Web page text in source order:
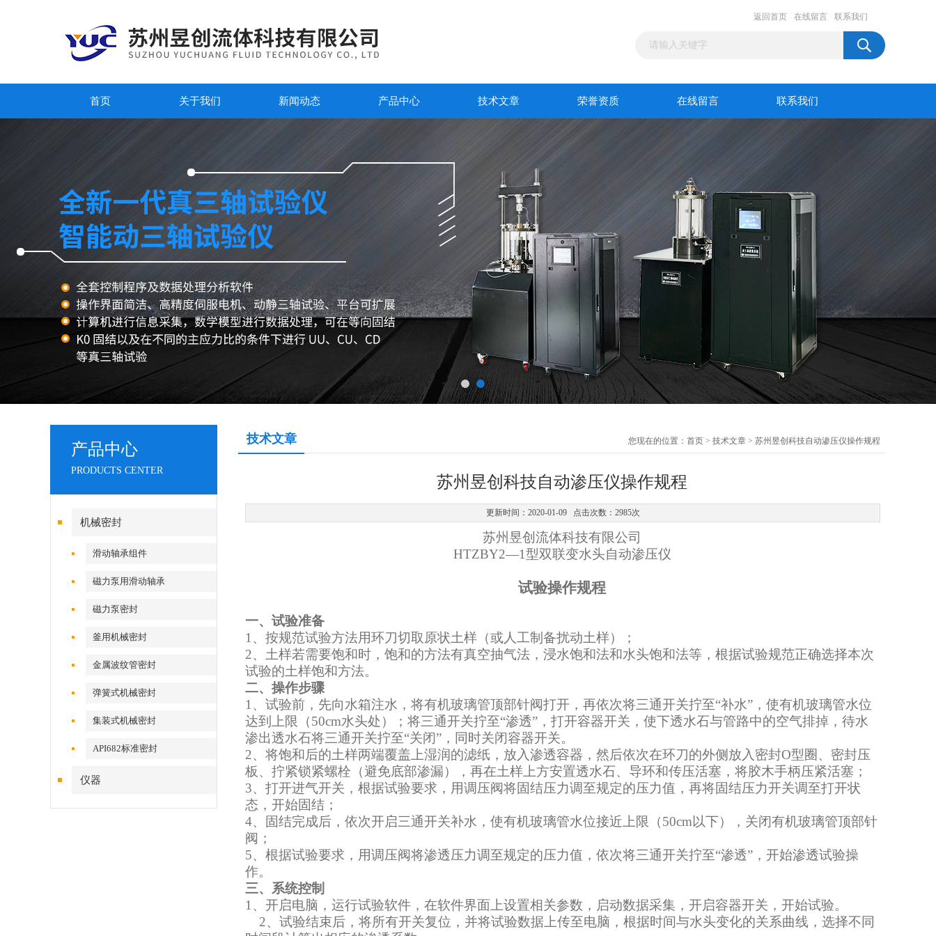
返回首页 在线留言 联系我们
首页 关于我们 新闻动态 产品中心 技术文章 荣誉资质 在线留言 联系我们
产品中心
PRODUCTS CENTER
机械密封
滑动轴承组件
磁力泵用滑动轴承
磁力泵密封
釜用机械密封
金属波纹管密封
弹簧式机械密封
集装式机械密封
API682标准密封
仪器
技术文章 您现在的位置： 首页 > 技术文章 > 苏州昱创科技自动渗压仪操作规程
苏州昱创科技自动渗压仪操作规程
更新时间：2020-01-09 点击次数：2985次
苏州昱创流体科技有限公司
HTZBY2—1型双联变水头自动渗压仪
试验操作规程
一、试验准备
1、按规范试验方法用环刀切取原状土样（或人工制备扰动土样）
；
2、土样若需要饱和时，饱和的方法有真空抽气法，浸水饱和法和水头饱和法等 ，根据试验规范正确选择本次
试验的土样饱和方法。
二、操作步骤
1 、 试验前，先向水箱注水，将有机玻璃管顶部针阀打开，再依次将三通开关拧至“补水” ， 使有机玻璃管水位
达到上限（50cm水头处 ）；将三通开关拧至“渗透”，打开容器开关， 使下透水石与管路中的空气排掉， 待水
渗出透水石将三通开关拧至“关闭”，同时关闭容器开关。
2、将饱和后的土样两端覆盖上湿润的滤纸，放入渗透容器，然后依次在环刀的外侧放入密封O型圈、密封压
板、 拧紧锁紧螺栓 （避免底部渗漏），再在土样上方安置透水石、导环和传压活塞 ，将胶木手柄压紧活塞；
3、打开进气开关，根据试验要求，用调压阀将固结压力调至规定的压力值，再将固结压力开关调至打开状
态，开始固结；
4、 固结完成后，依次开启三通开关补水 ， 使有机玻璃管水位接近上限（50cm以下），关闭有机玻璃管顶部针
阀；
5、根据试验要求，用调压阀将渗透压力调至规定的压力值 ，依次将三通开关拧至“渗透”，开始渗透试验操
作。
三、系统控制
1 、 开启电脑，运行试验软件， 在软件界面上设置相关参数 ， 启动数据采集， 开启容器开关 ， 开始试验。
2、试验结束后，将所有开关复位，并将试验数据上传至电脑， 根据时间与水头变化的关系曲线，选择不同